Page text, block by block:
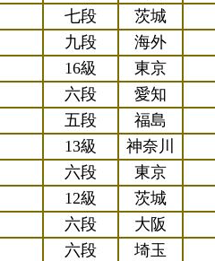
七段 茨城
九段 海外
16級 東京
六段 愛知
五段 福島
13級 神奈川
六段 東京
12級 茨城
六段 大阪
六段 埼玉